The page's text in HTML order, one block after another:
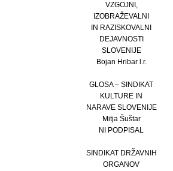
VZGOJNI,
IZOBRAŽEVALNI
IN RAZISKOVALNI
DEJAVNOSTI
SLOVENIJE
Bojan Hribar l.r.
GLOSA – SINDIKAT
KULTURE IN
NARAVE SLOVENIJE
Mitja Šuštar
NI PODPISAL
SINDIKAT DRŽAVNIH
ORGANOV